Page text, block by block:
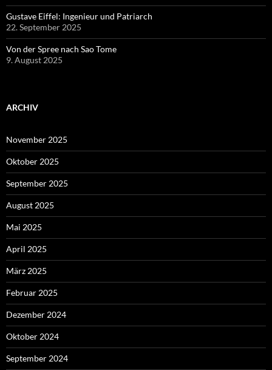
Gustave Eiffel: Ingenieur und Patriarch
22. September 2025
Von der Spree nach Sao Tome
9. August 2025
ARCHIV
November 2025
Oktober 2025
September 2025
August 2025
Mai 2025
April 2025
März 2025
Februar 2025
Dezember 2024
Oktober 2024
September 2024